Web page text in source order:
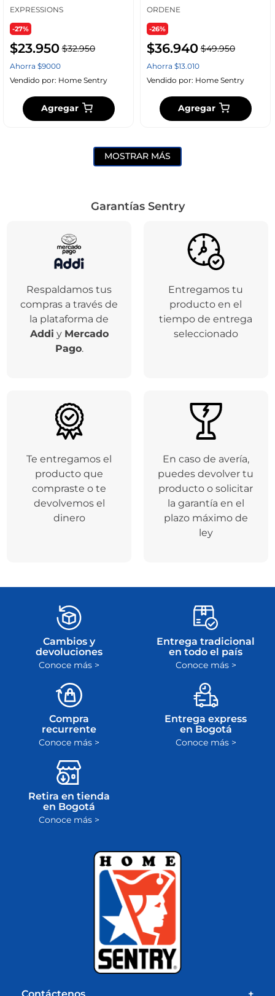
EXPRESSIONS
-27%
$23.950 $32.950
Ahorra $9000
Vendido por: Home Sentry
Agregar
ORDENE
-26%
$36.940 $49.950
Ahorra $13.010
Vendido por: Home Sentry
Agregar
MOSTRAR MÁS
Garantías Sentry
Respaldamos tus
compras a través de
la plataforma de
Addi y Mercado
Pago.
Entregamos tu
producto en el
tiempo de entrega
seleccionado
Te entregamos el
producto que
compraste o te
devolvemos el
dinero
En caso de avería,
puedes devolver tu
producto o solicitar
la garantía en el
plazo máximo de
ley
Cambios y
devoluciones
Conoce más >
Entrega tradicional
en todo el país
Conoce más >
Compra
recurrente
Conoce más >
Entrega express
en Bogotá
Conoce más >
Retira en tienda
en Bogotá
Conoce más >